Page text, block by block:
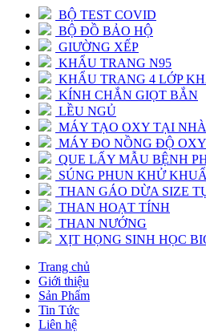
BỘ TEST COVID
BỘ ĐỒ BẢO HỘ
GIƯỜNG XẾP
KHẨU TRANG N95
KHẨU TRANG 4 LỚP
KÍNH CHẮN GIỌT BẮN
LỀU NGỦ
MÁY TẠO OXY TẠI NHÀ
MÁY ĐO NỒNG ĐỘ OXY
QUE LẤY MẪU BỆNH
SÚNG PHUN KHỬ
THAN GÁO DỪA SIZE
THAN HOẠT TÍNH
THAN NƯỚNG
XỊT HỌNG SINH HỌC
Trang chủ
Giới thiệu
Sản Phẩm
Tin Tức
Liên hệ